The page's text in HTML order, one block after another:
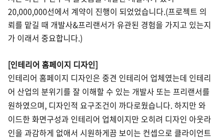
20,000,000선에서 계약이 진행이 되었었습니다.(프로젝트 의
뢰를 맡길 때 개발사&프리랜서가 유관된 경험을 가지고 있는지
가 이래서 중요합니다.)
[인테리어 홈페이지 디자인]
인테리어 홈페이지 디자인은 중견 인테리어 업체였는데 인테리
어 산업의 분위기를 잘 이해할 수 있는 개발사 또는 프리랜서를
원하였으며, 디자인적 요구조건이 까다로웠습니다. 하지만 와
이드한 화면구성과 인테리어 업체이지만 오히려 디자인 아웃라
인을 과감하게 없애서 시원하게끔 보이는 컨셉으로 클라이언트